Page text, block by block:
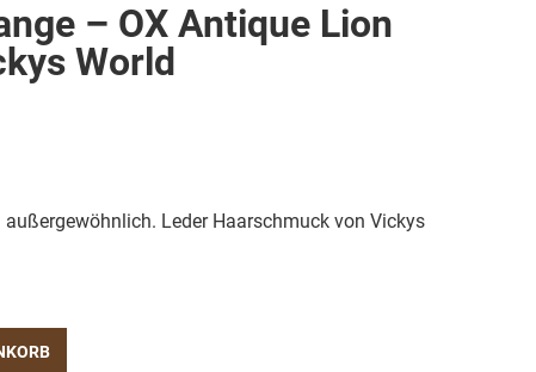
– OX Antique Lion
World
Leder Haarschmuck von Vickys